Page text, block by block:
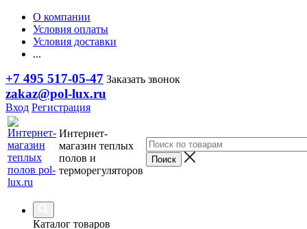
О компании
Условия оплаты
Условия доставки
...
+7 495 517-05-47 Заказать звонок
zakaz@pol-lux.ru
Вход Регистрация
Интернет-
магазин теплых
полов и
терморегуляторов
Каталог товаров